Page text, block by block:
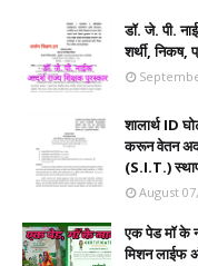
डॉ. जे. पी.
शर्थी, निकष,
शालार्थ ID
करून वेतन
(S.I.T.)
August
एक पेड मॉ के
मिशन लाईफ